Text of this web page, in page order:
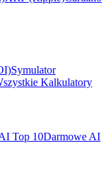
Symulator
Kalkulatory
Top 10Darmowe AI